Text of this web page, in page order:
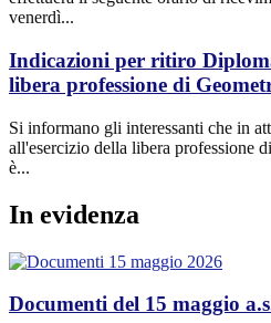
venerdì...
Indicazioni per ritiro
libera professione di
Si informano gli interessanti che in
all'esercizio della libera professione
è...
In evidenza
Documenti del 15 maggio